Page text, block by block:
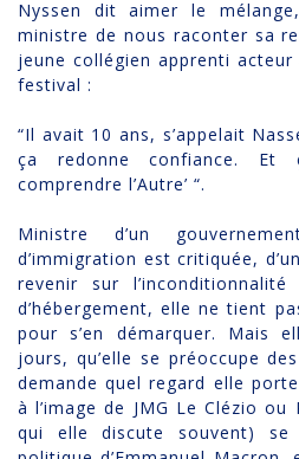
Nyssen dit aimer le
ministre de nous raconter sa
jeune collégien apprenti
festival :
“Il avait 10 ans, s’appelait
ça redonne confiance. Et
comprendre l’Autre’ “.
Ministre d’un
d’immigration est critiquée,
revenir sur
d’hébergement, elle ne tient
pour s’en démarquer. Mais
jours, qu’elle se préoccupe
demande quel regard elle
à l’image de JMG Le Clézio
qui elle discute souvent)